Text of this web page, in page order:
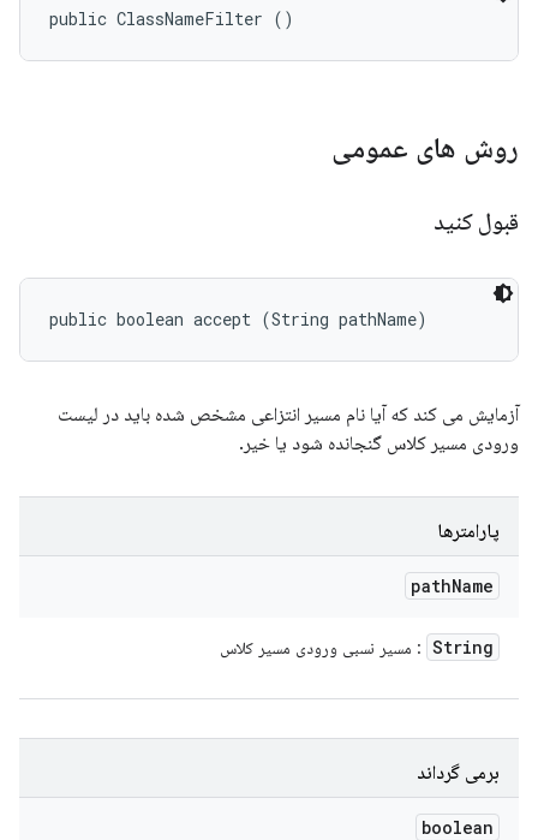
public ClassNameFilter ()
روش های عمومی
قبول کنید
public boolean accept (String pathName)
آزمایش می کند که آیا نام مسیر انتزاعی مشخص شده باید در لیست
ورودی مسیر کلاس گنجانده شود یا خیر.
پارامترها
pathName
String : مسیر نسبی ورودی مسیر کلاس
برمی گرداند
boolean